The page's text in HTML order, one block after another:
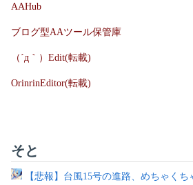
AAHub
ブログ型AAツール保管庫
（´д｀）Edit(転載)
OrinrinEditor(転載)
そと
【悲報】台風15号の進路、めちゃくち